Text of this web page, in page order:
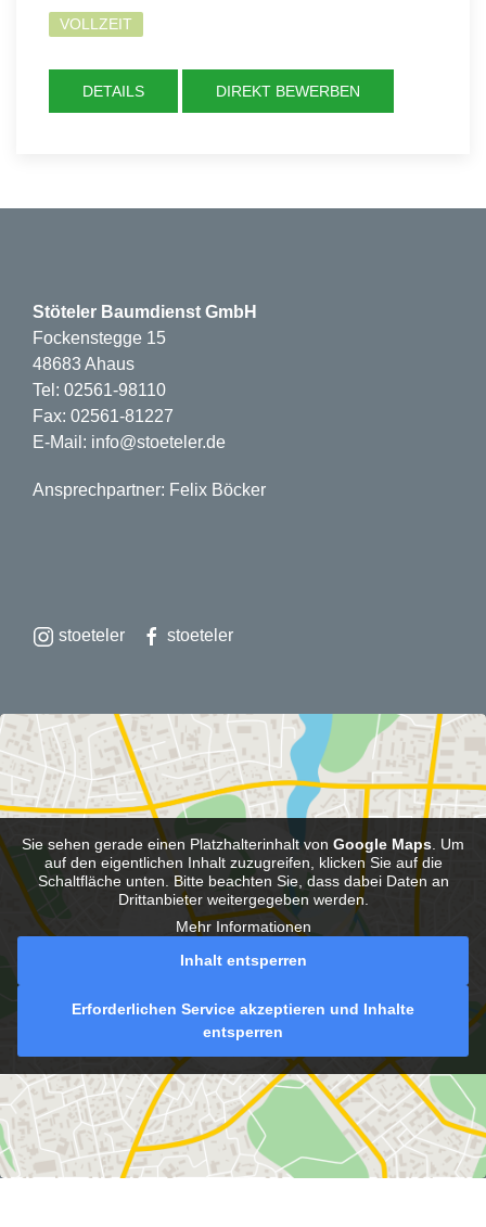
VOLLZEIT
DETAILS DIREKT BEWERBEN
Stöteler Baumdienst GmbH
Fockenstegge 15
48683 Ahaus
Tel: 02561-98110
Fax: 02561-81227
E-Mail: info@stoeteler.de
Ansprechpartner: Felix Böcker
stoeteler stoeteler
Sie sehen gerade einen Platzhalterinhalt von Google Maps . Um
auf den eigentlichen Inhalt zuzugreifen, klicken Sie auf die
Schaltfläche unten. Bitte beachten Sie, dass dabei Daten an
Drittanbieter weitergegeben werden.
Mehr Informationen
Inhalt entsperren
Erforderlichen Service akzeptieren und Inhalte
entsperren